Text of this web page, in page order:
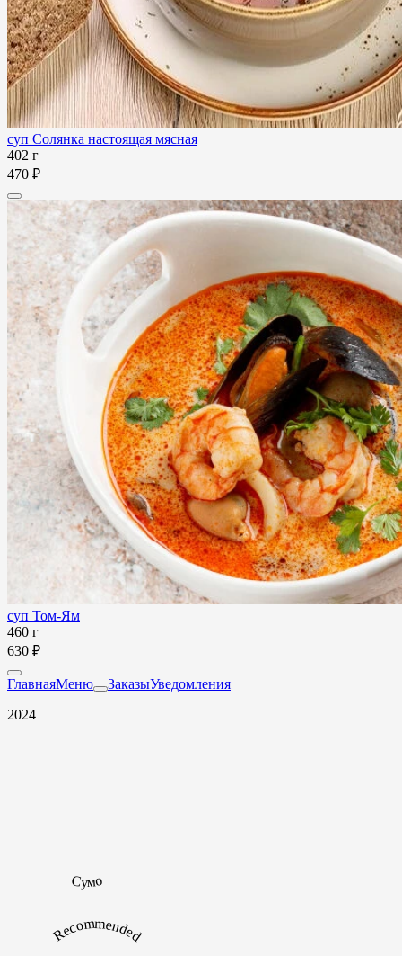
суп Солянка настоящая мясная
402 г
470 ₽
суп Том-Ям
460 г
630 ₽
ГлавнаяМеню ЗаказыУведомления
2024
Сумо
Recommended